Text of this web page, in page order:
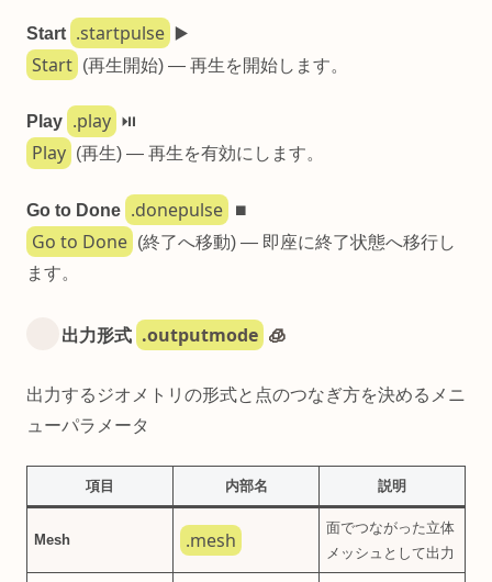
Start .startpulse ▶️
Start (再生開始) — 再生を開始します。
Play .play ⏯️
Play (再生) — 再生を有効にします。
Go to Done .donepulse ⏹️
Go to Done
(終了へ移動) — 即座に終了状態へ移行し
ます。
出力形式 .outputmode 🧊
出力するジオメトリの形式と点のつなぎ方を決めるメニ
ューパラメータ
項目 内部名 説明
Mesh .mesh
面でつながった立体
メッシュとして出力